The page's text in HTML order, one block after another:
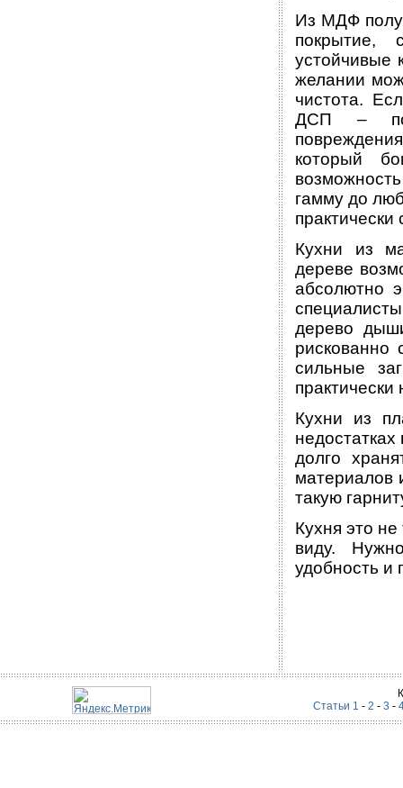
Из МДФ
покрытие,
устойчивые
желании
чистота.
ДСП –
который
гамму до
практически
Кухни из
дереве
абсолютно
дерево
рискованно
сильные
Кухни из
долго
материалов
такую
Кухня это
виду.
удобность и
Статьи 1 - 2 - 3 -